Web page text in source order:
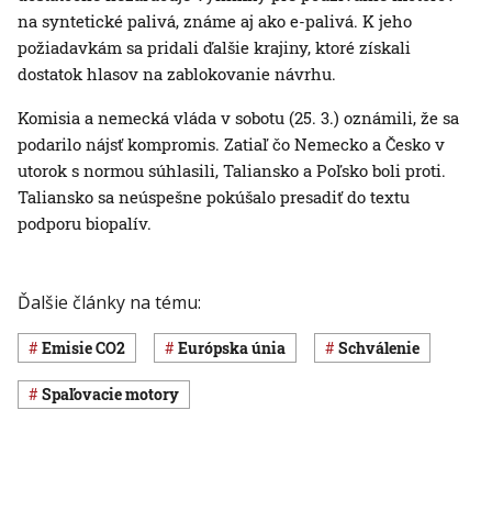
na syntetické palivá, známe aj ako e-palivá. K jeho
požiadavkám sa pridali ďalšie krajiny, ktoré získali
dostatok hlasov na zablokovanie návrhu.
Komisia a nemecká vláda v sobotu (25. 3.) oznámili, že sa
podarilo nájsť kompromis. Zatiaľ čo Nemecko a Česko v
utorok s normou súhlasili, Taliansko a Poľsko boli proti.
Taliansko sa neúspešne pokúšalo presadiť do textu
podporu biopalív.
Ďalšie články na tému:
emisie CO2 Európska únia schválenie
spaľovacie motory